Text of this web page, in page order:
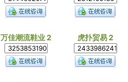
万佳潮流鞋业 2 虎扑贸易 2